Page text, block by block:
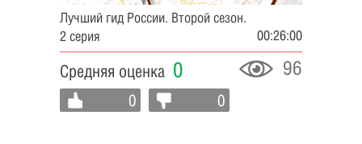
Лучший гид России. Второй сезон.
2 серия
00:26:00
Средняя оценка 0 96
0 0